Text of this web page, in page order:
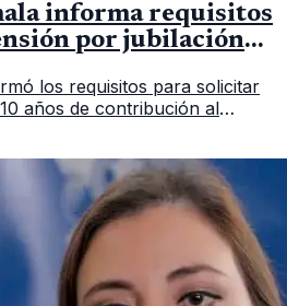
informa requisitos
por jubilación
los requisitos para solicitar
años de contribución al